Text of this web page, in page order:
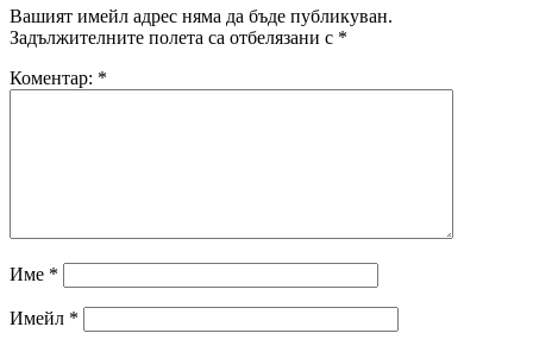
Вашият имейл адрес няма да бъде публикуван.
Задължителните полета са отбелязани с *
Коментар: *
Име *
Имейл *